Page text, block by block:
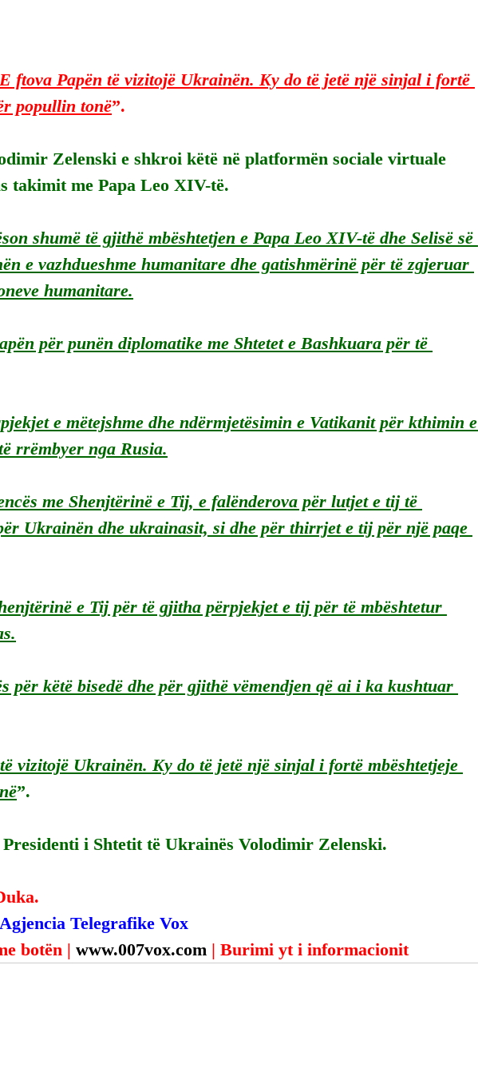
E ftova Papën të vizitojë Ukrainën. Ky do të jetë një sinjal i fortë
popullin tonë”.
Zelenski e shkroi këtë në platformën sociale virtuale
takimit me Papa Leo XIV-të.
shumë të gjithë mbështetjen e Papa Leo XIV-të dhe Selisë së
e vazhdueshme humanitare dhe gatishmërinë për të zgjeruar
humanitare.
për punën diplomatike me Shtetet e Bashkuara për të
e mëtejshme dhe ndërmjetësimin e Vatikanit për kthimin e
rrëmbyer nga Rusia.
me Shenjtërinë e Tij, e falënderova për lutjet e tij të
Ukrainën dhe ukrainasit, si dhe për thirrjet e tij për një paqe
e Tij për të gjitha përpjekjet e tij për të mbështetur
për këtë bisedë dhe për gjithë vëmendjen që ai i ka kushtuar
vizitojë Ukrainën. Ky do të jetë një sinjal i fortë mbështetjeje
”.
i Shtetit të Ukrainës Volodimir Zelenski.
Telegrafike Vox
botën | www.007vox.com | Burimi yt i informacionit